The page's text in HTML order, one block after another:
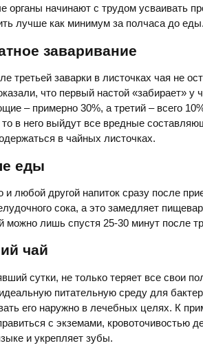
органы начинают с трудом усваивать
лучше как минимум за полчаса до еды.
заваривание
третьей заварки в листочках чая не
что первый настой «забирает» у
– примерно 30%, а третий – всего
в него выйдут все вредные
в чайных листочках.
еды
и любой другой напиток сразу после
сока, а это замедляет
можно лишь спустя 25-30 минут после
чай
сутки, не только теряет все свои
питательную среду для
его наружно в лечебных целях. К
с экземами, кровоточивостью
и укрепляет зубы.